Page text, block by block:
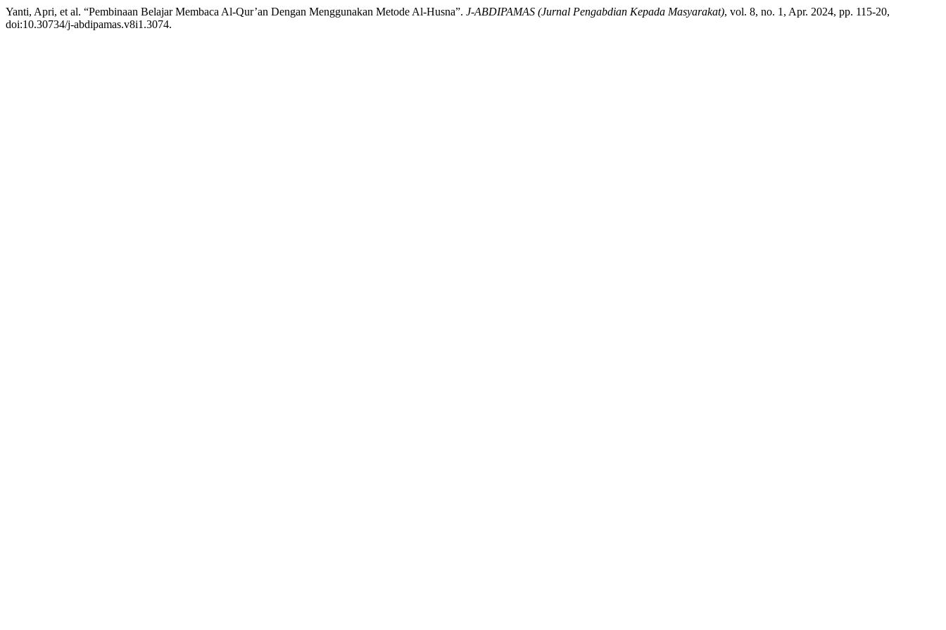
Yanti, Apri, et al. “Pembinaan Belajar Membaca Al-Qur’an Dengan Menggunakan Metode Al-Husna”. J-ABDIPAMAS (Jurnal Pengabdian Kepada Masyarakat), vol. 8, no. 1, Apr. 2024, pp. 115-20,
doi:10.30734/j-abdipamas.v8i1.3074.